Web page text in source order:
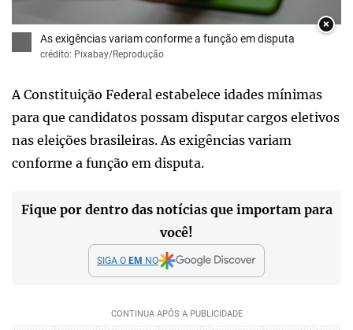
×
As exigências variam conforme a função em disputa
crédito: Pixabay/Reprodução
A Constituição Federal estabelece idades mínimas
para que candidatos possam disputar cargos eletivos
nas eleições brasileiras. As exigências variam
conforme a função em disputa.
Fique por dentro das notícias que importam para
você!
SIGA O EM NO